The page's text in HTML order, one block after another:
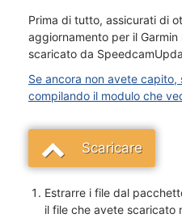
Prima di tutto, assicurati di
aggiornamento per il
scaricato da
Se ancora non avete capito,
compilando il modulo che
Scaricare
Estrarre i file dal
il file che avete scaricato